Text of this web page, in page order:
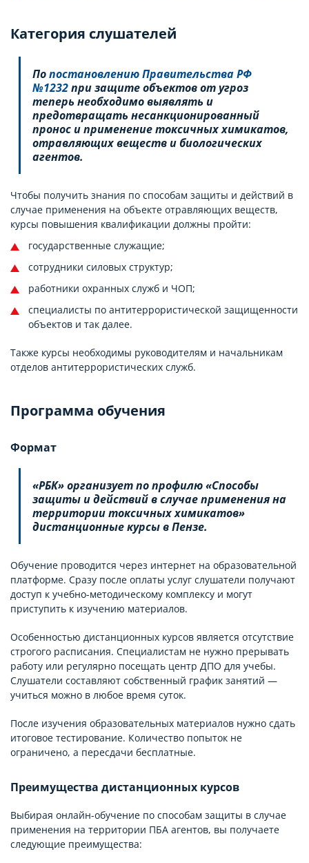
Категория слушателей
Попостановлению Правительства РФ
№1232при защите объектов от угроз
теперь необходимо выявлять и
предотвращать несанкционированный
пронос и применение токсичных химикатов,
отравляющих веществ и биологических
агентов.
Чтобы получить знания по способам защиты и действий в
случае применения на объекте отравляющих веществ,
курсы повышения квалификации должны пройти:
государственные служащие;
сотрудники силовых структур;
работники охранных служб и ЧОП;
специалисты по антитеррористической защищенности
объектов и так далее.
Также курсы необходимы руководителям и начальникам
отделов антитеррористических служб.
Программа обучения
Формат
«РБК» организует по профилю «Способы
защиты и действий в случае применения на
территории токсичных химикатов»
дистанционные курсы в Пензе.
Обучение проводится через интернет на образовательной
платформе. Сразу после оплаты услуг слушатели получают
доступ к учебно-методическому комплексу и могут
приступить к изучению материалов.
Особенностью дистанционных курсов является отсутствие
строгого расписания. Специалистам не нужно прерывать
работу или регулярно посещать центр ДПО для учебы.
Слушатели составляют собственный график занятий —
учиться можно в любое время суток.
После изучения образовательных материалов нужно сдать
итоговое тестирование. Количество попыток не
ограничено, а пересдачи бесплатные.
Преимущества дистанционных курсов
Выбирая онлайн-обучение по способам защиты в случае
применения на территории ПБА агентов, вы получаете
следующие преимущества: